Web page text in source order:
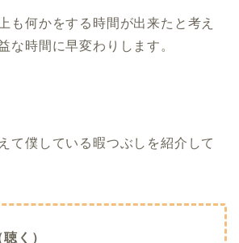
も何かをする時間が出来たと考え
な時間に早変わりします。
て僕している暇つぶしを紹介して
く）